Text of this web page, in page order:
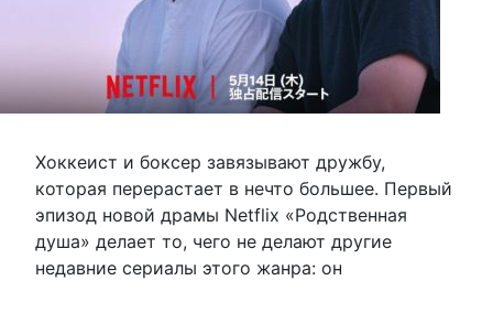
Хоккеист и боксер завязывают дружбу,
которая перерастает в нечто большее. Первый
эпизод новой драмы Netflix «Родственная
душа» делает то, чего не делают другие
недавние сериалы этого жанра: он